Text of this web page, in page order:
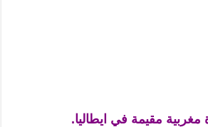
مقيمة في ايطاليا.